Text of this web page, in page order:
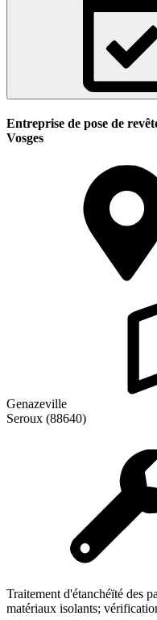
Entreprise de pose de
Vosges
Genazeville
Seroux (88640)
Traitement d'étanchéïté des
matériaux isolants;